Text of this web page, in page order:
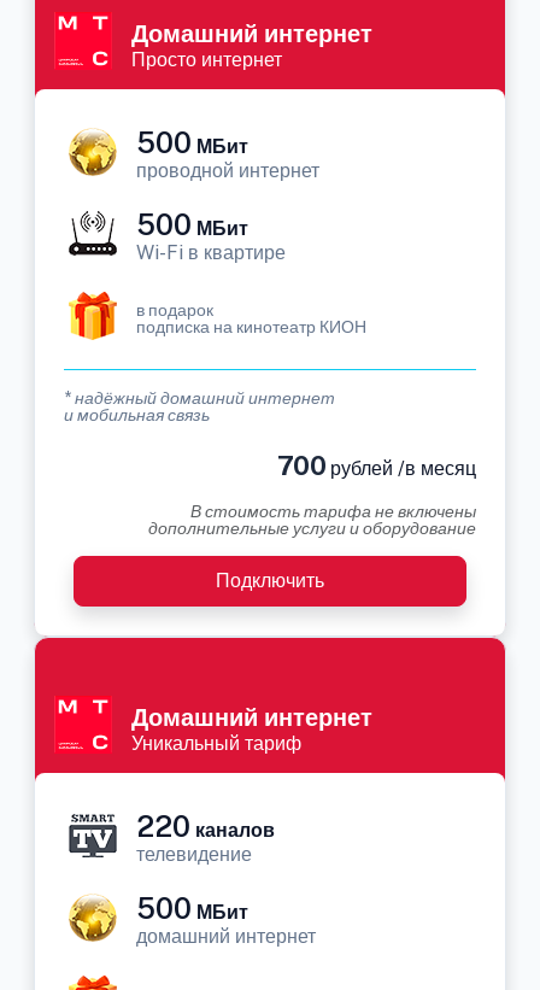
Домашний интернет
Просто интернет
500 МБит
проводной интернет
500 МБит
Wi-Fi в квартире
в подарок
подписка на кинотеатр КИОН
* надёжный домашний интернет
и мобильная связь
700 рублей /в месяц
В стоимость тарифа не включены
дополнительные услуги и оборудование
Подключить
Домашний интернет
Уникальный тариф
220 каналов
телевидение
500 МБит
домашний интернет